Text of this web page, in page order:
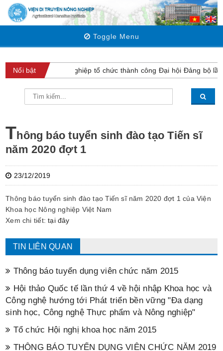
Toggle Menu
Nổi bật
Di truyền Nông nghiệp tổ chức thành công Đại hội Đảng bộ lần
Thông báo tuyển sinh đào tạo Tiến sĩ
năm 2020 đợt 1
23/12/2019
Thông báo tuyển sinh đào tạo Tiến sĩ năm 2020 đợt 1 của Viện
Khoa học Nông nghiệp Việt Nam
Xem chi tiết:tại đây
TIN LIÊN QUAN
Thông báo tuyển dụng viên chức năm 2015
Hội thảo Quốc tế lần thứ 4 về hội nhập Khoa học và
Công nghệ hướng tới Phát triển bền vững "Đa dạng
sinh học, Công nghệ Thực phẩm và Nông nghiệp"
Tổ chức Hội nghị khoa học năm 2015
THÔNG BÁO TUYỂN DỤNG VIÊN CHỨC NĂM 2019